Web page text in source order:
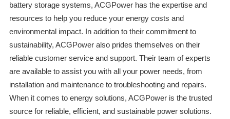
battery storage systems, ACGPower has the expertise and
resources to help you reduce your energy costs and
environmental impact. In addition to their commitment to
sustainability, ACGPower also prides themselves on their
reliable customer service and support. Their team of experts
are available to assist you with all your power needs, from
installation and maintenance to troubleshooting and repairs.
When it comes to energy solutions, ACGPower is the trusted
source for reliable, efficient, and sustainable power solutions.